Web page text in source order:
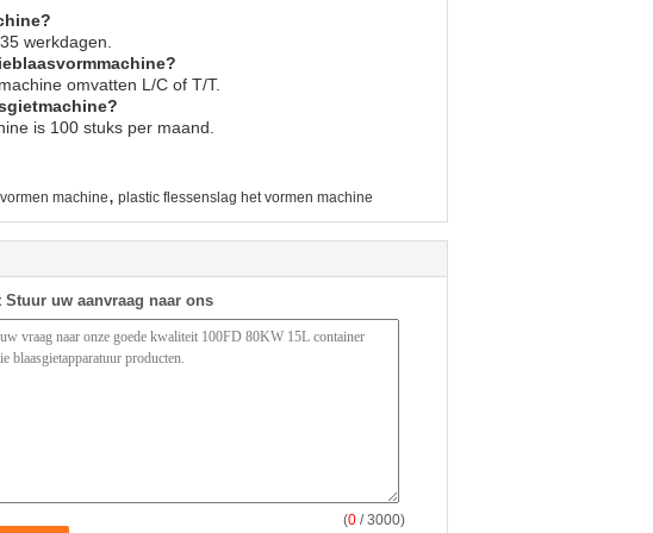
werkdagen.
omvatten L/C of T/T.
is 100 stuks per maand.
machine, plastic flessenslag het vormen machine
Stuur uw aanvraag naar ons
(0 / 3000)